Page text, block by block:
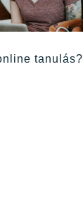
tanulás?